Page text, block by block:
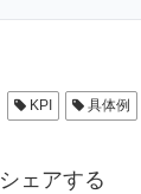
KPI 具体例
シェアする